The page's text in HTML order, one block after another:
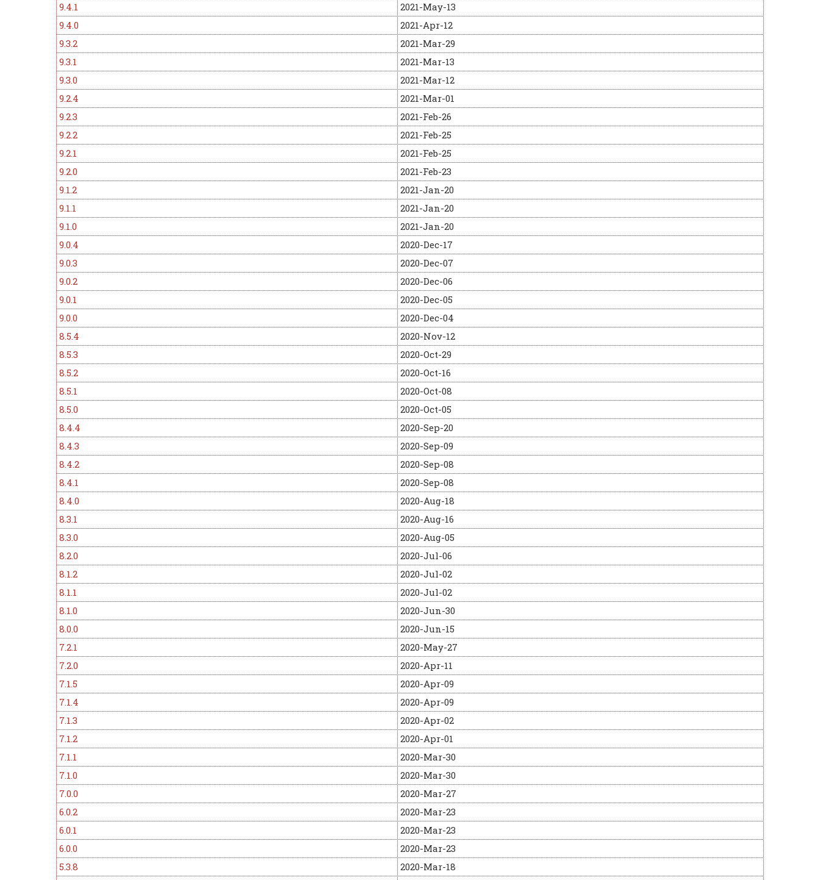
9.4.1
2021-May-13
9.4.0
2021-Apr-12
9.3.2
2021-Mar-29
9.3.1
2021-Mar-13
9.3.0
2021-Mar-12
9.2.4
2021-Mar-01
9.2.3
2021-Feb-26
9.2.2
2021-Feb-25
9.2.1
2021-Feb-25
9.2.0
2021-Feb-23
9.1.2
2021-Jan-20
9.1.1
2021-Jan-20
9.1.0
2021-Jan-20
9.0.4
2020-Dec-17
9.0.3
2020-Dec-07
9.0.2
2020-Dec-06
9.0.1
2020-Dec-05
9.0.0
2020-Dec-04
8.5.4
2020-Nov-12
8.5.3
2020-Oct-29
8.5.2
2020-Oct-16
8.5.1
2020-Oct-08
8.5.0
2020-Oct-05
8.4.4
2020-Sep-20
8.4.3
2020-Sep-09
8.4.2
2020-Sep-08
8.4.1
2020-Sep-08
8.4.0
2020-Aug-18
8.3.1
2020-Aug-16
8.3.0
2020-Aug-05
8.2.0
2020-Jul-06
8.1.2
2020-Jul-02
8.1.1
2020-Jul-02
8.1.0
2020-Jun-30
8.0.0
2020-Jun-15
7.2.1
2020-May-27
7.2.0
2020-Apr-11
7.1.5
2020-Apr-09
7.1.4
2020-Apr-09
7.1.3
2020-Apr-02
7.1.2
2020-Apr-01
7.1.1
2020-Mar-30
7.1.0
2020-Mar-30
7.0.0
2020-Mar-27
6.0.2
2020-Mar-23
6.0.1
2020-Mar-23
6.0.0
2020-Mar-23
5.3.8
2020-Mar-18